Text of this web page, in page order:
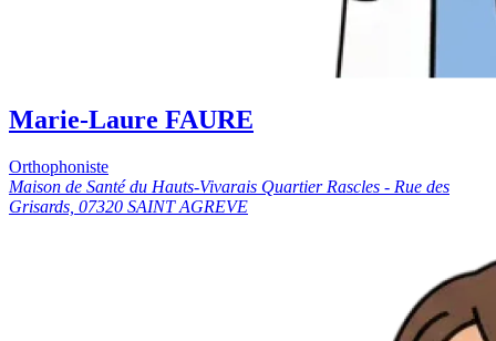
Marie-Laure FAURE
Orthophoniste
Maison de Santé du Hauts-Vivarais Quartier Rascles - Rue des
Grisards, 07320 SAINT AGREVE